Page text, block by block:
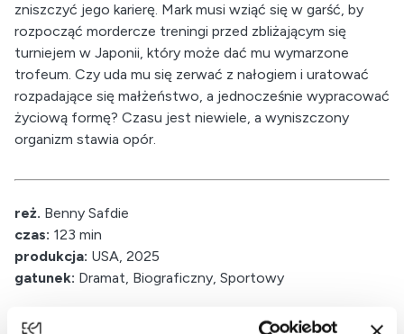
zniszczyć jego karierę. Mark musi wziąć się w garść, by
rozpocząć mordercze treningi przed zbliżającym się
turniejem w Japonii, który może dać mu wymarzone
trofeum. Czy uda mu się zerwać z nałogiem i uratować
rozpadające się małżeństwo, a jednocześnie wypracować
życiową formę? Czasu jest niewiele, a wyniszczony
organizm stawia opór.
reż. Benny Safdie
czas: 123 min
produkcja: USA, 2025
gatunek: Dramat, Biograficzny, Sportowy